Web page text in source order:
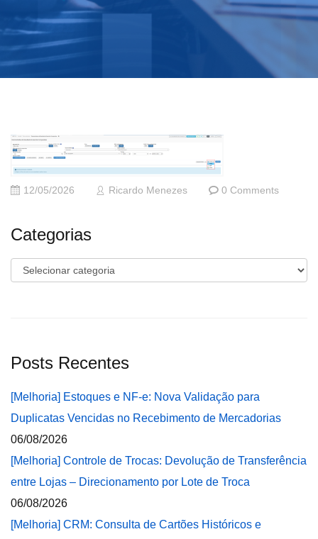
12/05/2026 Ricardo Menezes 0 Comments
Categorias
Categorias
Posts Recentes
[Melhoria] Estoques e NF-e: Nova Validação para
Duplicatas Vencidas no Recebimento de Mercadorias
06/08/2026
[Melhoria] Controle de Trocas: Devolução de Transferência
entre Lojas – Direcionamento por Lote de Troca
06/08/2026
[Melhoria] CRM: Consulta de Cartões Históricos e